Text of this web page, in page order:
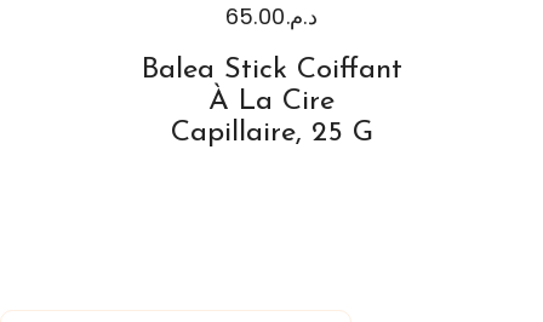
د.م.65.00
Balea Stick Coiffant
À La Cire
Capillaire, 25 G